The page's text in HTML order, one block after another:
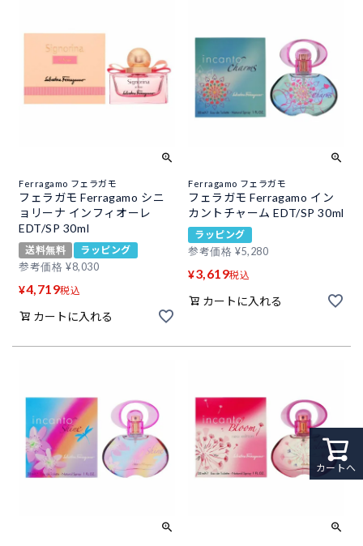
Ferragamo フェラガモ
フェラガモ Ferragamo シニ
ョリーナ インフィオーレ
EDT/SP 30ml
送料無料
ラッピング
参考価格 ¥8,030
¥4,719税込
カートに入れる
Ferragamo フェラガモ
フェラガモ Ferragamo イン
カントチャーム EDT/SP 30ml
ラッピング
参考価格 ¥5,280
¥3,619税込
カートに入れる
カートへ